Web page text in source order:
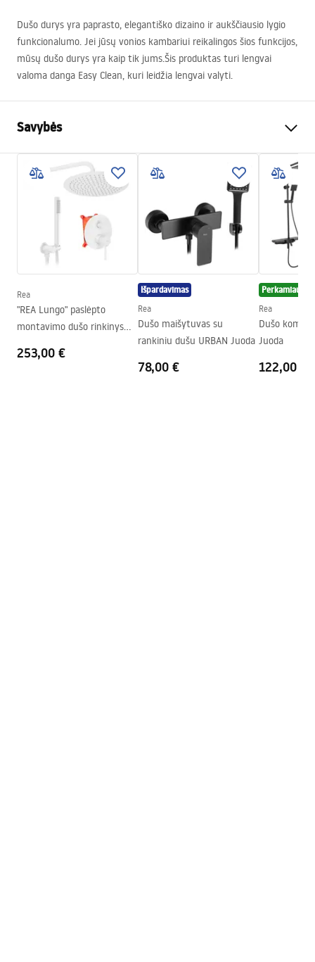
Dušo durys yra paprasto, elegantiško dizaino ir aukščiausio lygio
funkcionalumo. Jei jūsų vonios kambariui reikalingos šios funkcijos,
mūsų dušo durys yra kaip tik jums.Šis produktas turi lengvai
valoma danga Easy Clean, kuri leidžia lengvai valyti.
Savybės
Būdas atidaryti duris
Durų dydis
6 mm
Dušo durų aukštis
cm
Profilio medžiaga
Aliuminis
Rankenos medžiaga
plienas
„Easy Clean“ danga
Taip
Apdailos profiliai
Juodas
Pridedamas tarpiklių rinkinys
Taip
Taip
Rea
"REA Lungo" paslėpto
montavimo dušo rinkinys
253,00 €
Išpardavimas
Rea
Dušo maišytuvas su
rankiniu dušu URBAN Juoda
78,00 €
Perkamiausias
Rea
Dušo
Juoda
122,00 €